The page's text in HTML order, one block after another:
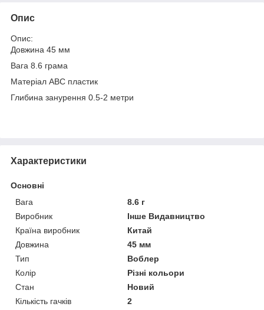
Опис
Опис:
Довжина 45 мм
Вага 8.6 грама
Матеріал АВС пластик
Глибина занурення 0.5-2 метри
Характеристики
Основні
Вага
8.6 г
Виробник
Інше Видавництво
Країна виробник
Китай
Довжина
45 мм
Тип
Воблер
Колір
Різні кольори
Стан
Новий
Кількість гачків
2